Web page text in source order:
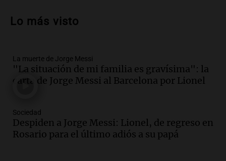
liquidez de 4 billones
Audio.La lección del Titanic y la
humildad en tiempos de tormenta
según San Ignacio de Loyola
Audio. Tormentas y filtraciones: "El
agua entra por donde menos
Lo más visto
La muerte de Jorge Messi
"La situación de mi familia es gravísima": la
carta de Jorge Messi al Barcelona por Lionel
Sociedad
Despiden a Jorge Messi: Lionel, de regreso en
Rosario para el último adiós a su papá